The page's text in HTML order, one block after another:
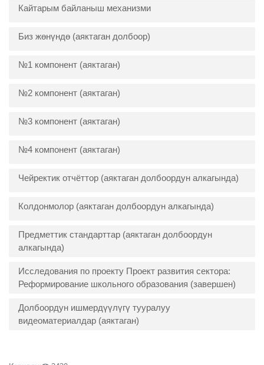
Кайтарым байланыш механизми
Биз жөнүндө (аяктаган долбоор)
№1 компонент (аяктаган)
№2 компонент (аяктаган)
№3 компонент (аяктаган)
№4 компонент (аяктаган)
Чейректик отчёттор (аяктаган долбоордун алкагында)
Колдонмолор (аяктаган долбоордун алкагында)
Предметтик стандарттар (аяктаган долбоордун
алкагында)
Исследования по проекту Проект развития сектора:
Реформирование школьного образования (завершен)
Долбоордун ишмердүүлүгү тууралуу
видеоматериалдар (аяктаган)